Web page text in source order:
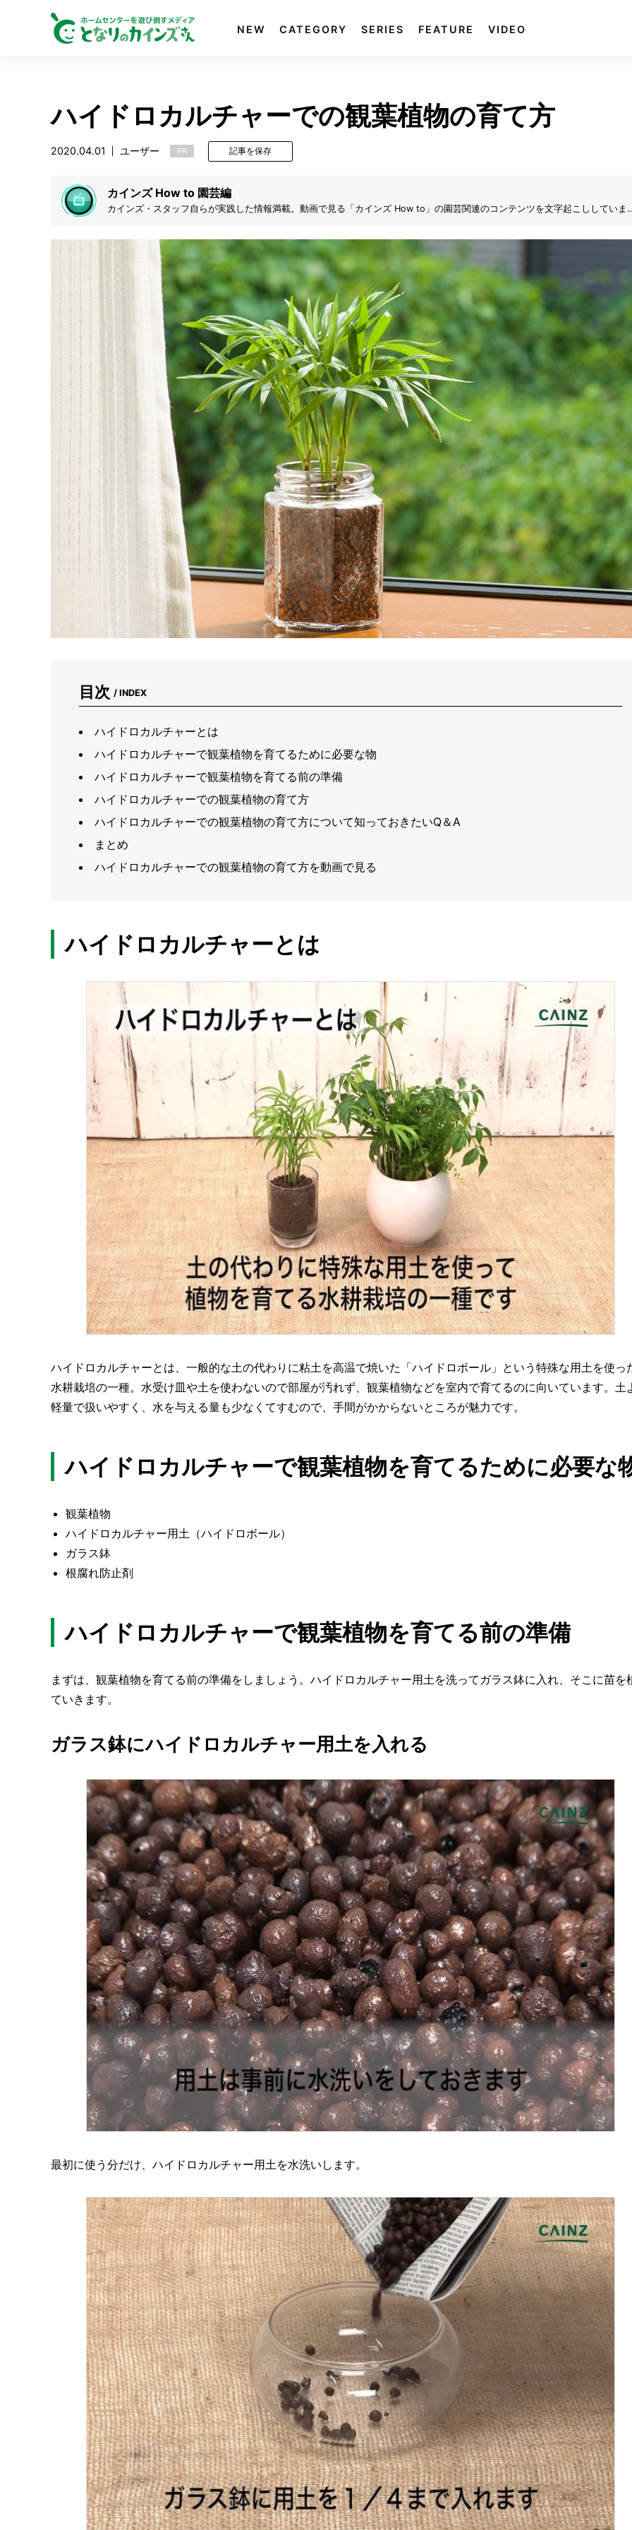
NEW CATEGORY SERIES FEATURE VIDEO
ハイドロカルチャーでの観葉植物の育て方
2020.04.01 ユーザー PR 記事を保存
カインズ How to 園芸編
カインズ・スタッフ自らが実践した情報満載。動画で見る「カインズ How to」の園芸関連のコンテンツを文字起こししていま
目次 / INDEX
ハイドロカルチャーとは
ハイドロカルチャーで観葉植物を育てるために必要な物
ハイドロカルチャーで観葉植物を育てる前の準備
ハイドロカルチャーでの観葉植物の育て方
ハイドロカルチャーでの観葉植物の育て方について知っておきたいQ＆A
まとめ
ハイドロカルチャーでの観葉植物の育て方を動画で見る
ハイドロカルチャーとは
ハイドロカルチャーとは、一般的な土の代わりに粘土を高温で焼いた「ハイドロボール」という特殊な用土を使っ
水耕栽培の一種。水受け皿や土を使わないので部屋が汚れず、観葉植物などを室内で育てるのに向いています。土
軽量で扱いやすく、水を与える量も少なくてすむので、手間がかからないところが魅力です。
ハイドロカルチャーで観葉植物を育てるために必要な
観葉植物
ハイドロカルチャー用土（ハイドロボール）
ガラス鉢
根腐れ防止剤
ハイドロカルチャーで観葉植物を育てる前の準備
まずは、観葉植物を育てる前の準備をしましょう。ハイドロカルチャー用土を洗ってガラス鉢に入れ、そこに苗を
ていきます。
ガラス鉢にハイドロカルチャー用土を入れる
最初に使う分だけ、ハイドロカルチャー用土を水洗いします。